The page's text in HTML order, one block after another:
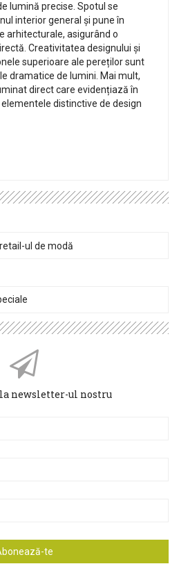
lumină precise. Spotul se
interior general și pune în
arhitecturale, asigurând o
Creativitatea designului și
superioare ale pereților sunt
dramatice de lumini. Mai mult,
direct care evidențiază în
distinctive de design
ul de modă
newsletter-ul nostru
te